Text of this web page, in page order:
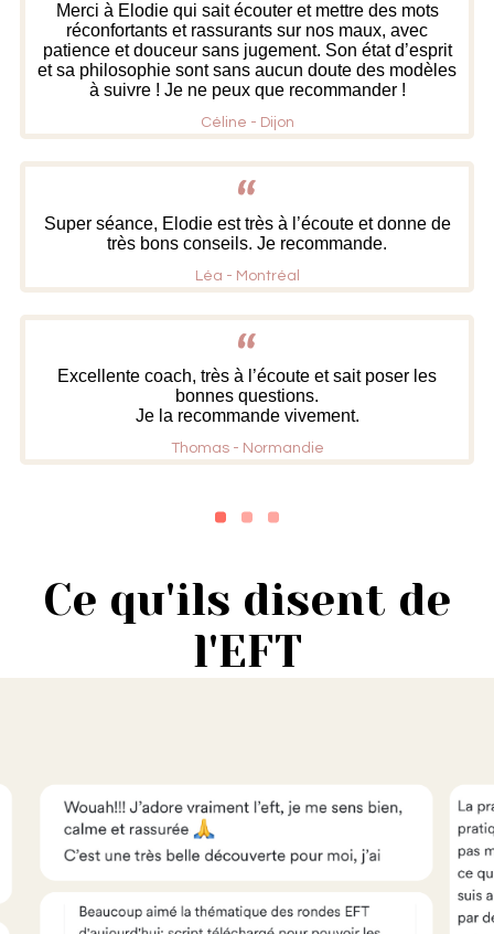
Merci à Elodie qui sait écouter et mettre des mots
réconfortants et rassurants sur nos maux, avec
patience et douceur sans jugement. Son état d’esprit
et sa philosophie sont sans aucun doute des modèles
à suivre ! Je ne peux que recommander !
Céline - Dijon
Super séance, Elodie est très à l’écoute et donne de
très bons conseils. Je recommande.
Léa - Montréal
Excellente coach, très à l’écoute et sait poser les
bonnes questions.
Je la recommande vivement.
Thomas - Normandie
Ce qu'ils disent de
l'EFT